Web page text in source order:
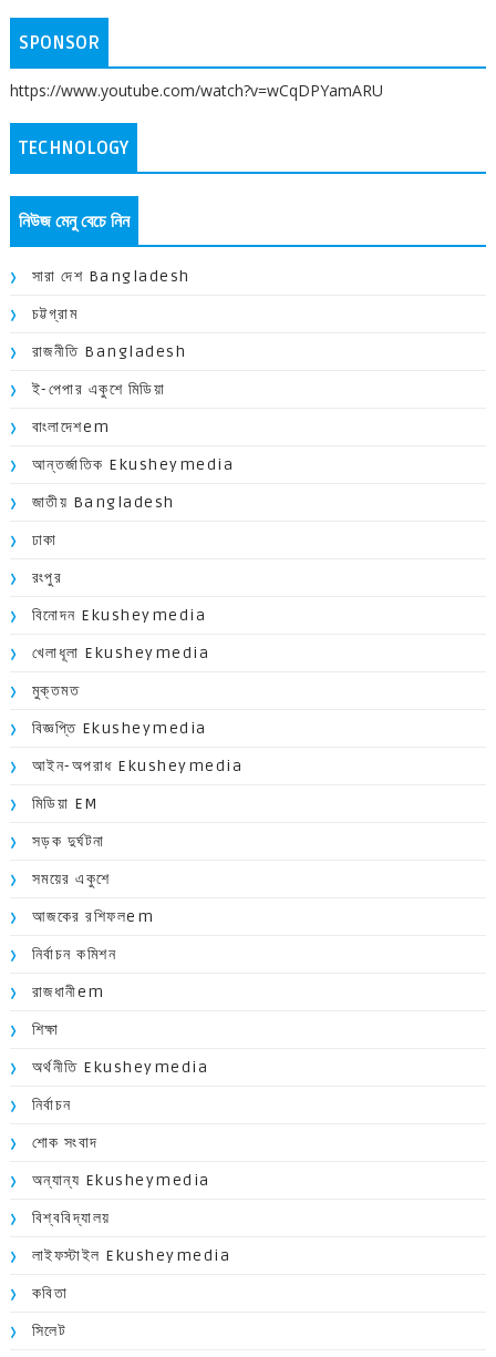
SPONSOR
https://www.youtube.com/watch?v=wCqDPYamARU
TECHNOLOGY
নিউজ মেনু বেচে নিন
সারা দেশ Bangladesh
চট্টগ্রাম
রাজনীতি Bangladesh
ই-পেপার একুশে মিডিয়া
বাংলাদেশem
আন্তর্জাতিক Ekusheymedia
জাতীয় Bangladesh
ঢাকা
রংপুর
বিনোদন Ekusheymedia
খেলাধূলা Ekusheymedia
মুক্তমত
বিজ্ঞপ্তি Ekusheymedia
আইন-অপরাধ Ekusheymedia
মিডিয়া EM
সড়ক দুর্ঘটনা
সময়ের একুশে
আজকের রশিফলem
নির্বাচন কমিশন
রাজধানীem
শিক্ষা
অর্থনীতি Ekusheymedia
নির্বাচন
শোক সংবাদ
অন্যান্য Ekusheymedia
বিশ্ববিদ্যালয়
লাইফস্টাইল Ekusheymedia
কবিতা
সিলেট